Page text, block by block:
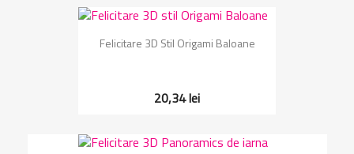
Felicitare 3D Stil Origami Baloane
20,34 lei